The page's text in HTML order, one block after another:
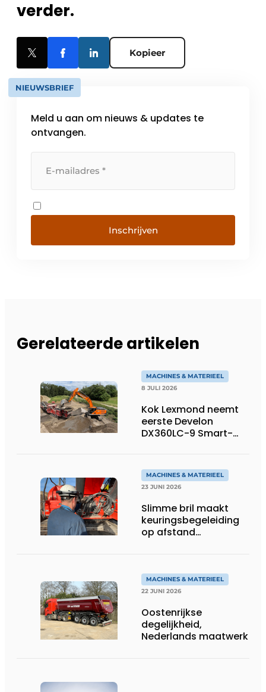
verder.
Kopieer
NIEUWSBRIEF
Meld u aan om nieuws & updates te
ontvangen.
Inschrijven
Gerelateerde artikelen
MACHINES & MATERIEEL
8 JULI 2026
Kok Lexmond neemt
eerste Develon
DX360LC-9 Smart-
MACHINES & MATERIEEL
23 JUNI 2026
Slimme bril maakt
keuringsbegeleiding
op afstand
MACHINES & MATERIEEL
22 JUNI 2026
Oostenrijkse
degelijkheid,
Nederlands maatwerk